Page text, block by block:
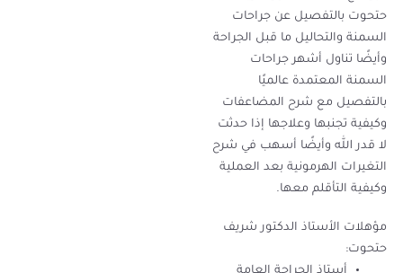
حتحوت بالتفصيل عن جراحات
السمنة والتحاليل ما قبل الجراحة
وأيضًا تناول أشهر جراحات
السمنة المعتمدة عالميًا
بالتفصيل مع شرح المضاعفات
وكيفية تجنبها وعلاجها إذا حدثت
لا قدر الله وأيضًا أسهب في شرح
التغيرات الهرمونية بعد العملية
وكيفية التأقلم معها.
مؤهلات الأستاذ الدكتور شريف
حتحوت: